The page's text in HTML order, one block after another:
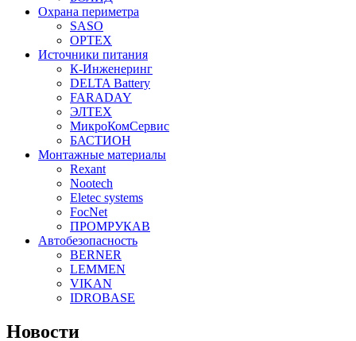
Охрана периметра
SASO
OPTEX
Источники питания
К-Инженеринг
DELTA Battery
FARADAY
ЭЛТЕХ
МикроКомСервис
БАСТИОН
Монтажные материалы
Rexant
Nootech
Eletec systems
FocNet
ПРОМРУКАВ
Автобезопасность
BERNER
LEMMEN
VIKAN
IDROBASE
Новости